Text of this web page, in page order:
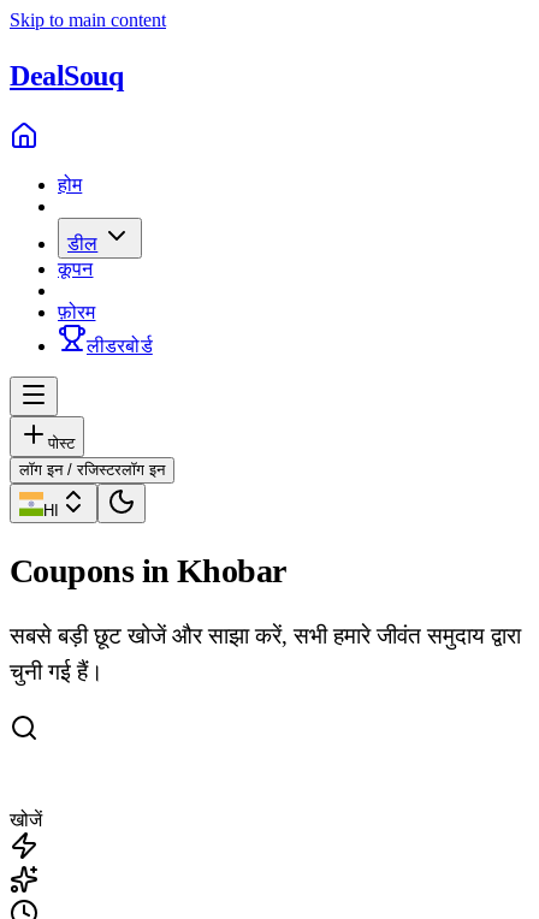
Skip to main content
DealSouq
होम
डील
कूपन
फ़ोरम
लीडरबोर्ड
पोस्ट
लॉग इन / रजिस्टरलॉग इन
HI
Coupons in Khobar
सबसे बड़ी छूट खोजें और साझा करें, सभी हमारे जीवंत समुदाय द्वारा
चुनी गई हैं।
खोजें